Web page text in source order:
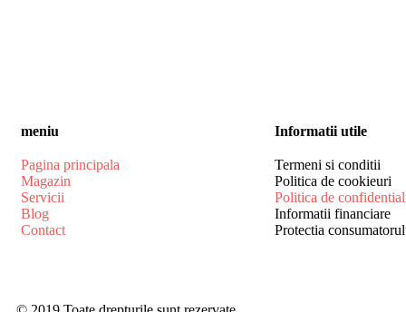
meniu
Pagina principala
Magazin
Servicii
Blog
Contact
Informatii utile
Termeni si conditii
Politica de cookieuri
Politica de
Informatii financiare
Protectia